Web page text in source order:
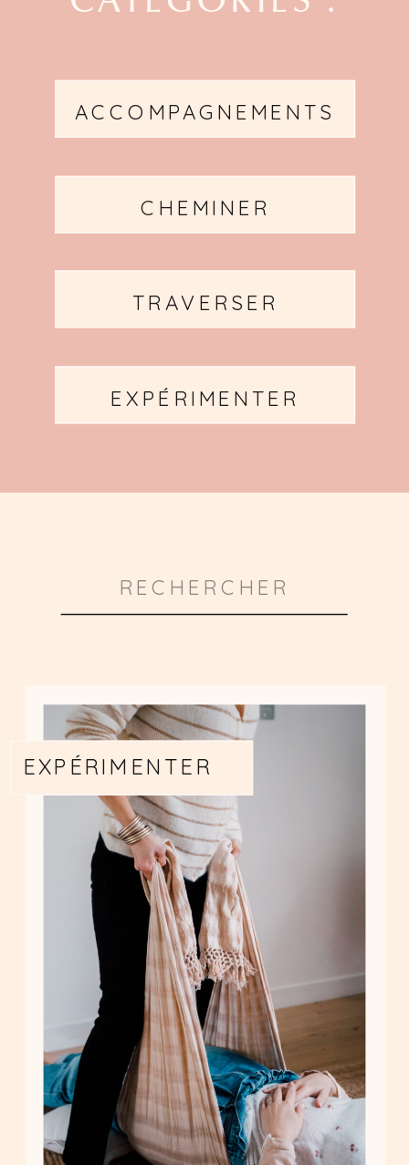
ACCOMPAGNEMENTS
CHEMINER
TRAVERSER
EXPÉRIMENTER
EXPÉRIMENTER
Search